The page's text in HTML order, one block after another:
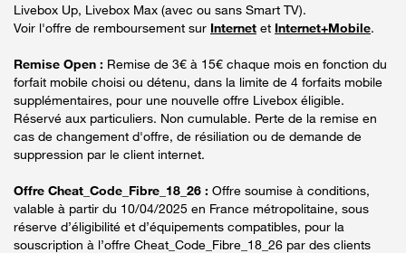
Livebox Up, Livebox Max (avec ou sans Smart TV).
Voir l'offre de remboursement sur Internet et Internet+Mobile.
Remise Open : Remise de 3€ à 15€ chaque mois en fonction du
forfait mobile choisi ou détenu, dans la limite de 4 forfaits mobile
supplémentaires, pour une nouvelle offre Livebox éligible.
Réservé aux particuliers. Non cumulable. Perte de la remise en
cas de changement d'offre, de résiliation ou de demande de
suppression par le client internet.
Offre Cheat_Code_Fibre_18_26 : Offre soumise à conditions,
valable à partir du 10/04/2025 en France métropolitaine, sous
réserve d’éligibilité et d’équipements compatibles, pour la
souscription à l’offre Cheat_Code_Fibre_18_26 par des clients